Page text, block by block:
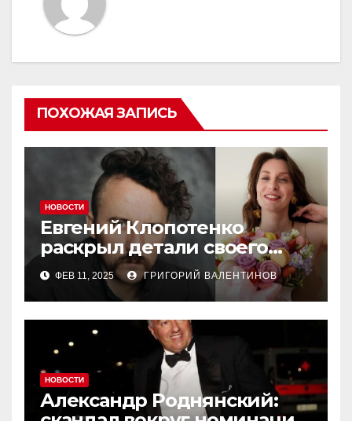
ПОХОЖАЯ ЗАПИСЬ
НОВОСТИ
Евгений Клопотенко
раскрыл детали своего
романа с Екатериной
Песковой
ФЕВ 11, 2025 ГРИГОРИЙ ВАЛЕНТИНОВ
НОВОСТИ
Александр Роднянский: